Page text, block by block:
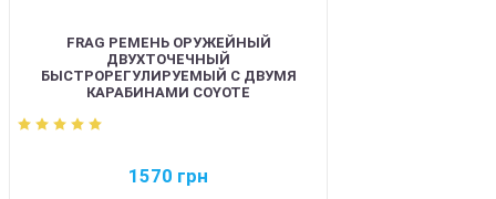
FRAG РЕМЕНЬ ОРУЖЕЙНЫЙ
ДВУХТОЧЕЧНЫЙ
БЫСТРОРЕГУЛИРУЕМЫЙ С ДВУМЯ
КАРАБИНАМИ COYOTE
1570 грн